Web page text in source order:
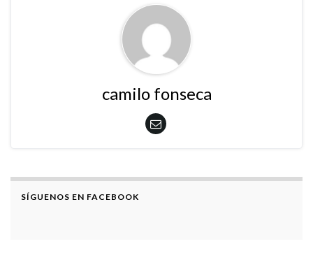
camilo fonseca
SÍGUENOS EN FACEBOOK